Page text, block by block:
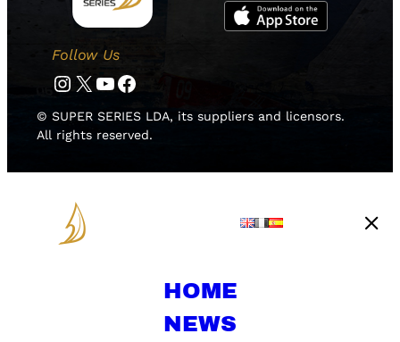
Follow Us
Instagram Twitter YouTube Facebook
© SUPER SERIES LDA, its suppliers and licensors.
All rights reserved.
HOME
NEWS